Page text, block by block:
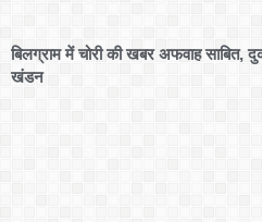
बिलग्राम में चोरी की खबर अफवाह साबित,
खंडन